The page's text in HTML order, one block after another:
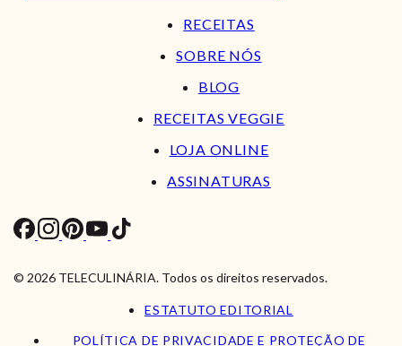
RECEITAS
SOBRE NÓS
BLOG
RECEITAS VEGGIE
LOJA ONLINE
ASSINATURAS
© 2026 TELECULINÁRIA. Todos os direitos reservados.
ESTATUTO EDITORIAL
POLÍTICA DE PRIVACIDADE E PROTEÇÃO DE